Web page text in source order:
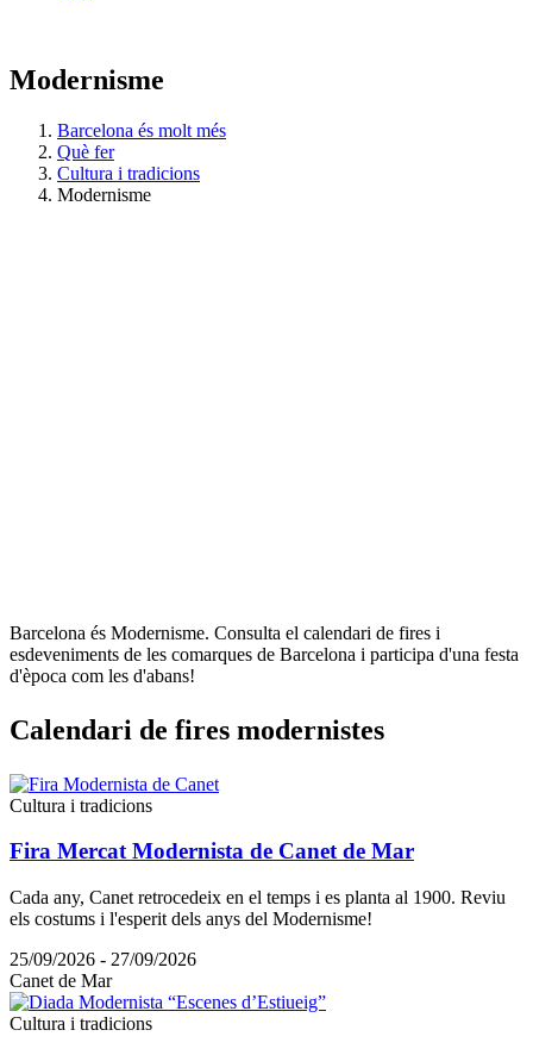
Modernisme
Barcelona és molt més
Què fer
Cultura i tradicions
Modernisme
Barcelona és Modernisme. Consulta el calendari de fires i
esdeveniments de les comarques de Barcelona i participa d'una festa
d'època com les d'abans!
Calendari de fires modernistes
Cultura i tradicions
Fira Mercat Modernista de Canet de Mar
Cada any, Canet retrocedeix en el temps i es planta al 1900. Reviu
els costums i l'esperit dels anys del Modernisme!
25/09/2026 - 27/09/2026
Canet de Mar
Cultura i tradicions